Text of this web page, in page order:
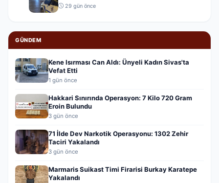
29 gün önce
GÜNDEM
Kene Isırması Can Aldı: Ünyeli Kadın Sivas'ta
Vefat Etti
1 gün önce
Hakkari Sınırında Operasyon: 7 Kilo 720 Gram
Eroin Bulundu
3 gün önce
71 İlde Dev Narkotik Operasyonu: 1302 Zehir
Taciri Yakalandı
3 gün önce
Marmaris Suikast Timi Firarisi Burkay Karatepe
Yakalandı